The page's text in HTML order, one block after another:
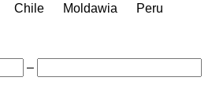
Chile Moldawia
Peru
–